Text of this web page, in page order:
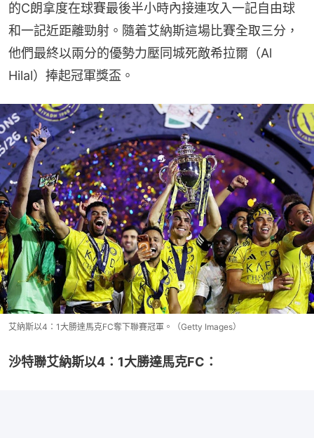
的C朗拿度在球賽最後半小時內接連攻入一記自由球
和一記近距離勁射。隨着艾納斯這場比賽全取三分，
他們最終以兩分的優勢力壓同城死敵希拉爾（Al
Hilal）捧起冠軍獎盃。
艾納斯以4：1大勝達馬克FC奪下聯賽冠軍。（Getty Images）
沙特聯艾納斯以4：1大勝達馬克FC：